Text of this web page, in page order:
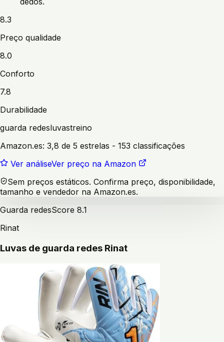
8.3
Preço qualidade
8.0
Conforto
7.8
Durabilidade
guarda redesluvastreino
Amazon.es: 3,8 de 5 estrelas - 153 classificações
Ver análiseVer preço na Amazon
Sem preços estáticos. Confirma preço, disponibilidade,
tamanho e vendedor na Amazon.es.
Guarda redesScore 8.1
Rinat
Luvas de guarda redes Rinat